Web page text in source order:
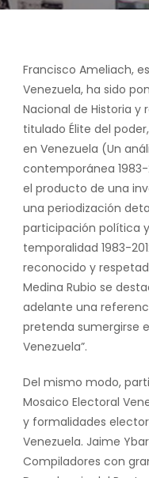
Francisco Ameliach,
Venezuela, ha sido
Nacional de Historia
titulado Élite del
en Venezuela (Un
contemporánea 1983-
el producto de una
una periodización
participación política
temporalidad 1983-
reconocido y
Medina Rubio se
adelante una
pretenda sumergirse
Venezuela”.
Del mismo modo,
Mosaico Electoral
y formalidades
Venezuela. Jaime
Compiladores con